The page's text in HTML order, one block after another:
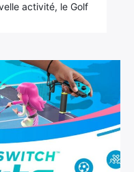
activité, le Golf